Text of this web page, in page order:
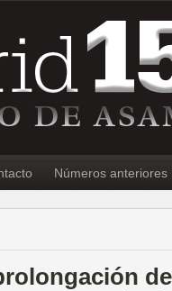
Números anteriores